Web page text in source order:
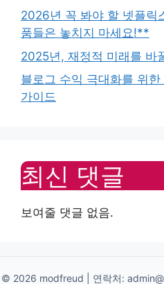
2026년 꼭 봐야 할 넷플릭
품들은 놓치지 마세요!**
2025년, 재정적 미래를 바
블로그 수익 극대화를 위
가이드
최신 댓글
보여줄 댓글 없음.
© 2026 modfreud | 연락처: